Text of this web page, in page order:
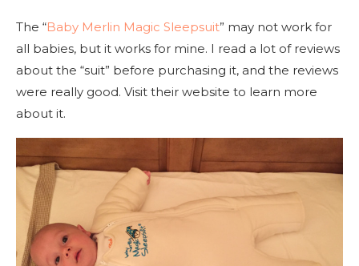
The “Baby Merlin Magic Sleepsuit” may not work for
all babies, but it works for mine. I read a lot of reviews
about the “suit” before purchasing it, and the reviews
were really good. Visit their website to learn more
about it.